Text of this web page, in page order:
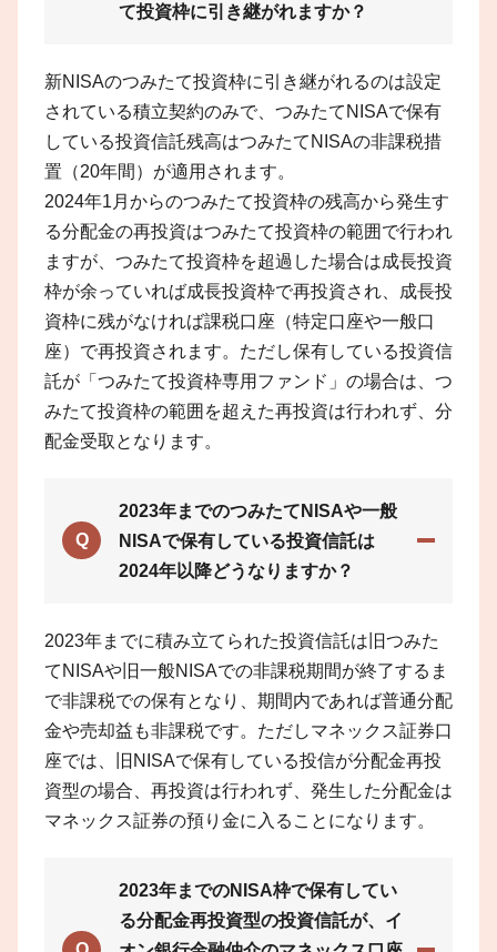
て投資枠に引き継がれますか？
新NISAのつみたて投資枠に引き継がれるのは設定
されている積立契約のみで、つみたてNISAで保有
している投資信託残高はつみたてNISAの非課税措
置（20年間）が適用されます。
2024年1月からのつみたて投資枠の残高から発生す
る分配金の再投資はつみたて投資枠の範囲で行われ
ますが、つみたて投資枠を超過した場合は成長投資
枠が余っていれば成長投資枠で再投資され、成長投
資枠に残がなければ課税口座（特定口座や一般口
座）で再投資されます。ただし保有している投資信
託が「つみたて投資枠専用ファンド」の場合は、つ
みたて投資枠の範囲を超えた再投資は行われず、分
配金受取となります。
Q
2023年までのつみたてNISAや一般
NISAで保有している投資信託は
2024年以降どうなりますか？
2023年までに積み立てられた投資信託は旧つみた
てNISAや旧一般NISAでの非課税期間が終了するま
で非課税での保有となり、期間内であれば普通分配
金や売却益も非課税です。ただしマネックス証券口
座では、旧NISAで保有している投信が分配金再投
資型の場合、再投資は行われず、発生した分配金は
マネックス証券の預り金に入ることになります。
2023年までのNISA枠で保有してい
る分配金再投資型の投資信託が、イ